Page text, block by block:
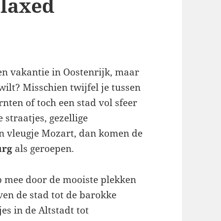
vakantie in Oostenrijk, maar
Misschien twijfel je tussen
of toch een stad vol sfeer
straatjes, gezellige
vleugje Mozart, dan komen de
als geroepen.
door de mooiste plekken
de stad tot de barokke
in de Altstadt tot